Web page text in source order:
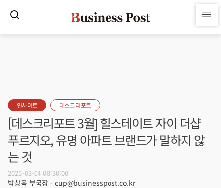
인사이트 데스크 리포트
[데스크리포트 3월] 힐스테이트 자이 더샵
푸르지오, 유명 아파트 브랜드가 말하지 않
는 것
2025-03-04 08:30:00
박창욱 부국장 - cup@businesspost.co.kr